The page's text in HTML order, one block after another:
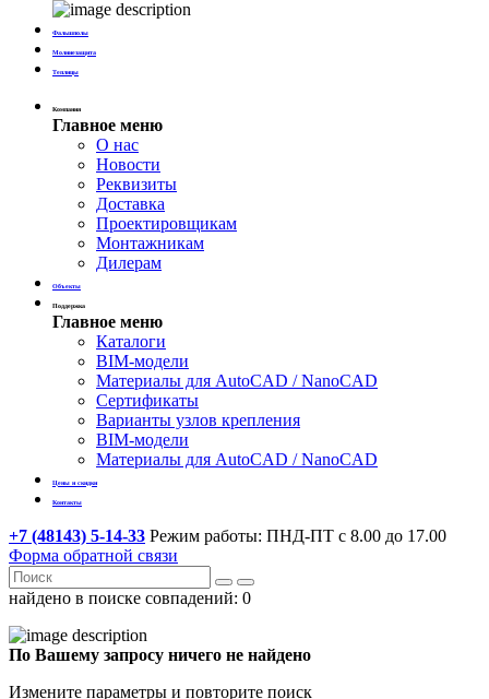
Фальшполы
Молниезащита
Теплицы
Компания
Главное меню
О нас
Новости
Реквизиты
Доставка
Проектировщикам
Монтажникам
Дилерам
Объекты
Поддержка
Главное меню
Каталоги
BIM-модели
Материалы для AutoCAD / NanoCAD
Сертификаты
Варианты узлов крепления
BIM-модели
Материалы для AutoCAD / NanoCAD
Цены и скидки
Контакты
+7 (48143) 5-14-33 Режим работы: ПНД-ПТ с 8.00 до 17.00
Форма обратной связи
найдено в поиске совпадений: 0
По Вашему запросу ничего не найдено
Измените параметры и повторите поиск